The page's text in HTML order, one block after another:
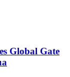
Global Gate